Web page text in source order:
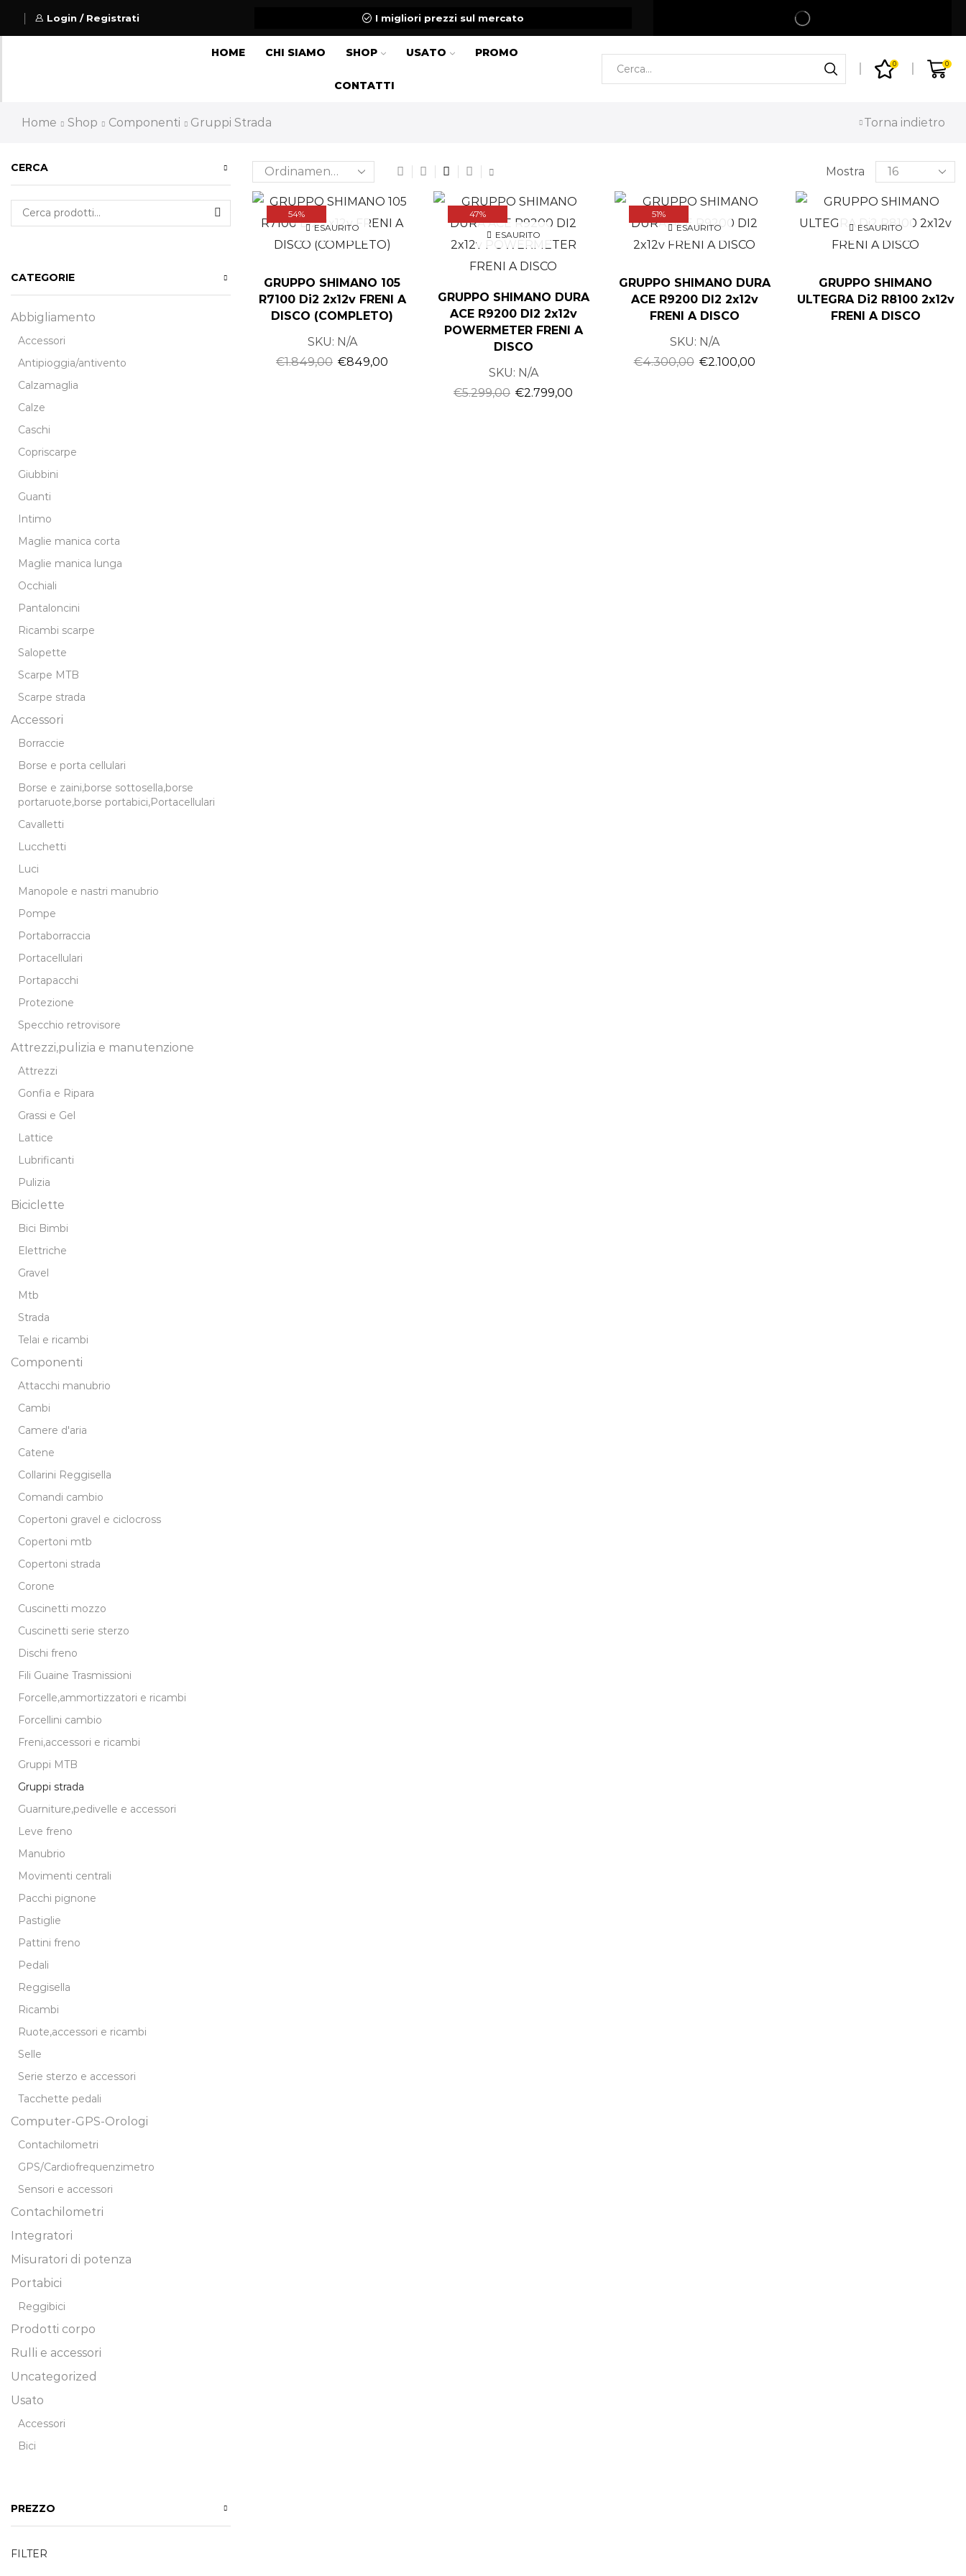
Login / Registrati I migliori prezzi sul mercato Spedizione gratuita per ordini superiori a 99€
HOME CHI SIAMO SHOP USATO PROMO
CONTATTI
0 0
Home Shop Componenti Gruppi Strada Torna indietro
Mostra
54%
ESAURITO
GRUPPO SHIMANO 105
R7100 Di2 2x12v FRENI A
DISCO (COMPLETO)
SKU: N/A
€1.849,00 €849,00
47%
ESAURITO
GRUPPO SHIMANO DURA
ACE R9200 DI2 2x12v
POWERMETER FRENI A
DISCO
SKU: N/A
€5.299,00 €2.799,00
51%
ESAURITO
GRUPPO SHIMANO DURA
ACE R9200 DI2 2x12v
FRENI A DISCO
SKU: N/A
€4.300,00 €2.100,00
ESAURITO
GRUPPO SHIMANO
ULTEGRA Di2 R8100 2x12v
FRENI A DISCO
CERCA
CATEGORIE
Abbigliamento
Accessori
Antipioggia/antivento
Calzamaglia
Calze
Caschi
Copriscarpe
Giubbini
Guanti
Intimo
Maglie manica corta
Maglie manica lunga
Occhiali
Pantaloncini
Ricambi scarpe
Salopette
Scarpe MTB
Scarpe strada
Accessori
Borraccie
Borse e porta cellulari
Borse e zaini,borse sottosella,borse
portaruote,borse portabici,Portacellulari
Cavalletti
Lucchetti
Luci
Manopole e nastri manubrio
Pompe
Portaborraccia
Portacellulari
Portapacchi
Protezione
Specchio retrovisore
Attrezzi,pulizia e manutenzione
Attrezzi
Gonfia e Ripara
Grassi e Gel
Lattice
Lubrificanti
Pulizia
Biciclette
Bici Bimbi
Elettriche
Gravel
Mtb
Strada
Telai e ricambi
Componenti
Attacchi manubrio
Cambi
Camere d'aria
Catene
Collarini Reggisella
Comandi cambio
Copertoni gravel e ciclocross
Copertoni mtb
Copertoni strada
Corone
Cuscinetti mozzo
Cuscinetti serie sterzo
Dischi freno
Fili Guaine Trasmissioni
Forcelle,ammortizzatori e ricambi
Forcellini cambio
Freni,accessori e ricambi
Gruppi MTB
Gruppi strada
Guarniture,pedivelle e accessori
Leve freno
Manubrio
Movimenti centrali
Pacchi pignone
Pastiglie
Pattini freno
Pedali
Reggisella
Ricambi
Ruote,accessori e ricambi
Selle
Serie sterzo e accessori
Tacchette pedali
Computer-GPS-Orologi
Contachilometri
GPS/Cardiofrequenzimetro
Sensori e accessori
Contachilometri
Integratori
Misuratori di potenza
Portabici
Reggibici
Prodotti corpo
Rulli e accessori
Uncategorized
Usato
Accessori
Bici
PREZZO
FILTER